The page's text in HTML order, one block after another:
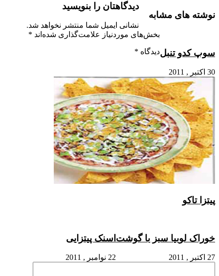
نوشته های مشابه
سوپ کدو تنبل
30 اکتبر , 2011
پیتزا تاکو
خوراک لوبیا سبز با گوشت
27 اکتبر , 2011
اسنک پیتزایی
22 نوامبر , 2011
دیدگاهتان را بنویسید
نشانی ایمیل شما منتشر نخواهد شد.
بخش‌های موردنیاز علامت‌گذاری شده‌اند *
دیدگاه *